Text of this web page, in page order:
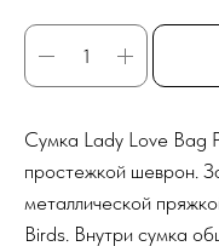
Сумка Lady Love Bag
простежкой шеврон.
металлической
Birds. Внутри сумка